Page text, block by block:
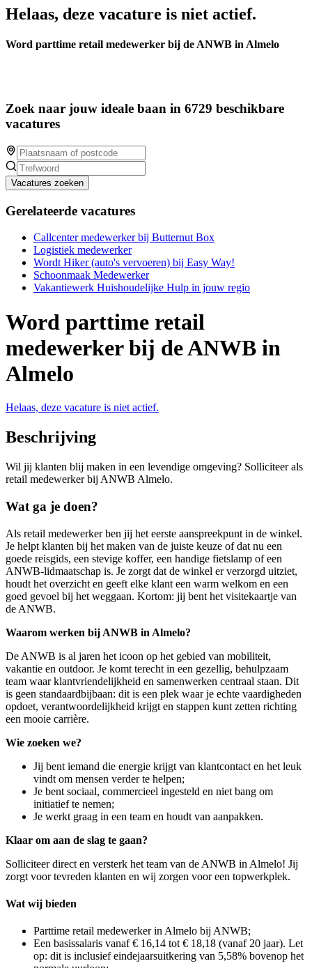
Helaas, deze vacature is niet actief.
Word parttime retail medewerker bij de ANWB in Almelo
Zoek naar jouw ideale baan in 6729 beschikbare
vacatures
Vacatures zoeken
Gerelateerde vacatures
Callcenter medewerker bij Butternut Box
Logistiek medewerker
Wordt Hiker (auto's vervoeren) bij Easy Way!
Schoonmaak Medewerker
Vakantiewerk Huishoudelijke Hulp in jouw regio
Word parttime retail
medewerker bij de ANWB in
Almelo
Helaas, deze vacature is niet actief.
Beschrijving
Wil jij klanten blij maken in een levendige omgeving? Solliciteer als
retail medewerker bij ANWB Almelo.
Wat ga je doen?
Als retail medewerkerben jij het eerste aanspreekpunt in de winkel.
Je helpt klanten bij het maken van de juiste keuze of dat nu een
goede reisgids, een stevige koffer, een handige fietslamp of een
ANWB-lidmaatschap is. Je zorgt dat de winkel er verzorgd uitziet,
houdt het overzicht en geeft elke klant een warm welkom en een
goed gevoel bij het weggaan. Kortom: jij bent het visitekaartje van
de ANWB.
Waarom werken bij ANWB in Almelo?
De ANWB is al jaren het icoon op het gebied van mobiliteit,
vakantie en outdoor. Je komt terecht in een gezellig, behulpzaam
team waar klantvriendelijkheid en samenwerken centraal staan. Dit
is geen standaardbijbaan: dit is een plek waar je echte vaardigheden
opdoet, verantwoordelijkheid krijgt en stappen kunt zetten richting
een mooie carrière.
Wie zoeken we?
Jij bent iemand die energie krijgt van klantcontact en het leuk
vindt om mensen verder te helpen;
Je bent sociaal, commercieel ingesteld en niet bang om
initiatief te nemen;
Je werkt graag in een team en houdt van aanpakken.
Klaar om aan de slag te gaan?
Solliciteer direct en versterk het team van de ANWB in Almelo! Jij
zorgt voor tevreden klanten en wij zorgen voor een topwerkplek.
Wat wij bieden
Parttime retail medewerker in Almelo bij ANWB;
Een basissalaris vanaf € 16,14 tot € 18,18 (vanaf 20 jaar). Let
op: dit is inclusief eindejaarsuitkering van 5,58% bovenop het